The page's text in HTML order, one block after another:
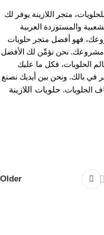
متجر اللازينة يوفر لك
والمستوردة العربية
فهو أفضل متجر حلويات
مشروعك. نحن نؤمِّن لك الأفضل
الحلويات، فكل ما عليك
بالك. ونحن بين أيديك نصنع
الحلويات. حلويات اللازينة
Older